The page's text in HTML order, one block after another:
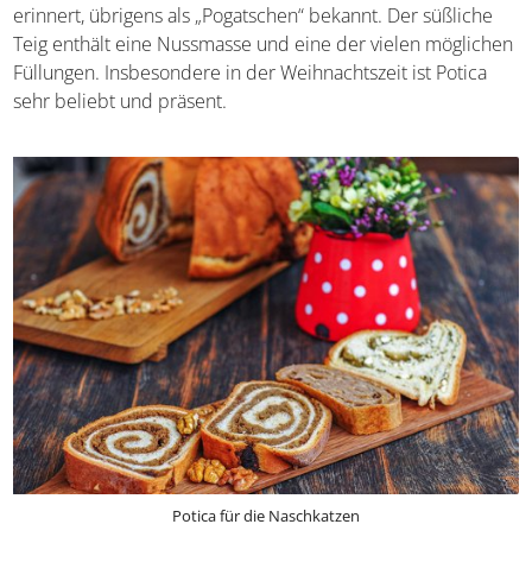
Mohn. Auf Deutsch ist das Gericht, das ein wenig an eine
Nussrolle erinnert, übrigens als „Pogatschen“ bekannt.
Der süßliche Teig enthält eine Nussmasse und eine der
vielen möglichen Füllungen. Insbesondere in der